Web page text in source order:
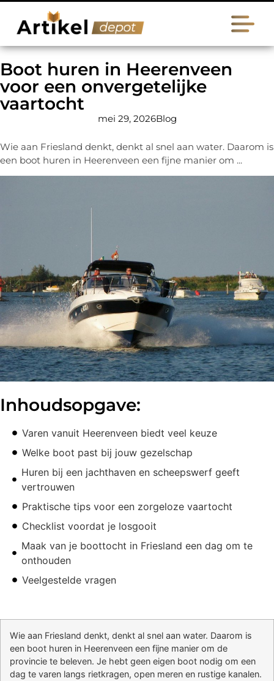
Boot huren in Heerenveen
voor een onvergetelijke
vaartocht
mei 29, 2026Blog
Wie aan Friesland denkt, denkt al snel aan water. Daarom is
een boot huren in Heerenveen een fijne manier om ...
Inhoudsopgave:
Varen vanuit Heerenveen biedt veel keuze
Welke boot past bij jouw gezelschap
Huren bij een jachthaven en scheepswerf geeft
vertrouwen
Praktische tips voor een zorgeloze vaartocht
Checklist voordat je losgooit
Maak van je boottocht in Friesland een dag om te
onthouden
Veelgestelde vragen
Wie aan Friesland denkt, denkt al snel aan water. Daarom is
een boot huren in Heerenveen een fijne manier om de
provincie te beleven. Je hebt geen eigen boot nodig om een
dag te varen langs rietkragen, open meren en rustige kanalen.